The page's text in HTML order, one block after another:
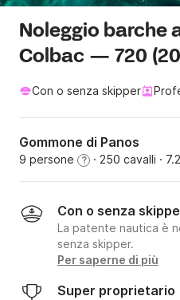
Noleggio barche
Colbac — 720
Con o senza skipper
Gommone di Panos
9 persone ? · 250 cavalli ·
Con o senza
La patente nautica è
senza skipper.
Per saperne di più
Super proprietario